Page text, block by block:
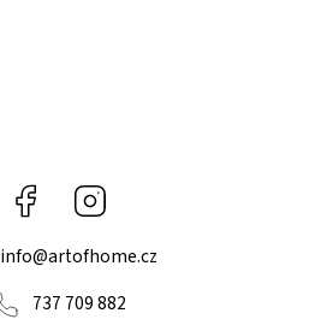
Facebook
info@artofhome.cz
737 709 882